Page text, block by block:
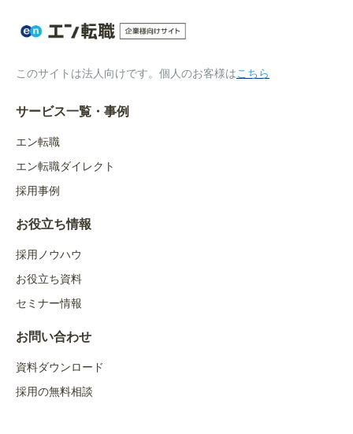
このサイトは法人向けです。個人のお客様はこちら
サービス一覧・事例
エン転職
エン転職ダイレクト
採用事例
お役立ち情報
採用ノウハウ
お役立ち資料
セミナー情報
お問い合わせ
資料ダウンロード
採用の無料相談